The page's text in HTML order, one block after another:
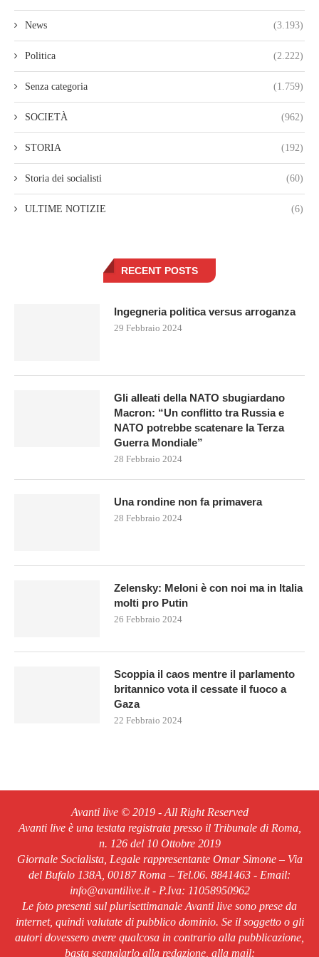
News (3.193)
Politica (2.222)
Senza categoria (1.759)
SOCIETÀ (962)
STORIA (192)
Storia dei socialisti (60)
ULTIME NOTIZIE (6)
RECENT POSTS
Ingegneria politica versus arroganza
29 Febbraio 2024
Gli alleati della NATO sbugiardano
Macron: “Un conflitto tra Russia e
NATO potrebbe scatenare la Terza
Guerra Mondiale”
28 Febbraio 2024
Una rondine non fa primavera
28 Febbraio 2024
Zelensky: Meloni è con noi ma in Italia
molti pro Putin
26 Febbraio 2024
Scoppia il caos mentre il parlamento
britannico vota il cessate il fuoco a
Gaza
22 Febbraio 2024
Avanti live © 2019 - All Right Reserved
Avanti live è una testata registrata presso il Tribunale di Roma,
n. 126 del 10 Ottobre 2019
Giornale Socialista, Legale rappresentante Omar Simone – Via
del Bufalo 138A, 00187 Roma – Tel.06. 8841463 - Email:
info@avantilive.it - P.Iva: 11058950962
Le foto presenti sul plurisettimanale Avanti live sono prese da
internet, quindi valutate di pubblico dominio. Se il soggetto o gli
autori dovessero avere qualcosa in contrario alla pubblicazione,
basta segnalarlo alla redazione, alla mail: